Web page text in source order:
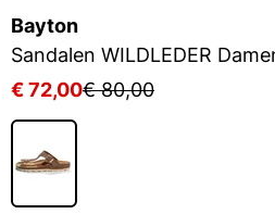
Bayton
€ 72,00€ 80,00